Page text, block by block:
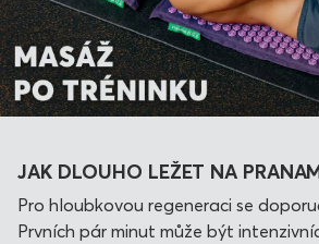
JAK DLOUHO LEŽET NA
Pro hloubkovou regeneraci se
Prvních pár minut může být